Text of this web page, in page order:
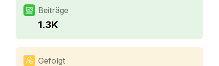
Beiträge
1.3K
Gefolgt